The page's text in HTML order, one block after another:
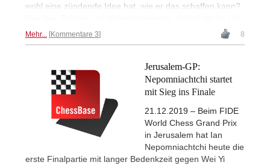
wohl eine zündende Idee hat, wie er das schaffen kann?
Mehr... Kommentare 3 8
Jerusalem-GP:
Nepomniachtchi startet
mit Sieg ins Finale
21.12.2019 – Beim FIDE
World Chess Grand Prix
in Jerusalem hat Ian
Nepomniachtchi heute die
erste Finalpartie mit langer Bedenkzeit gegen Wei Yi